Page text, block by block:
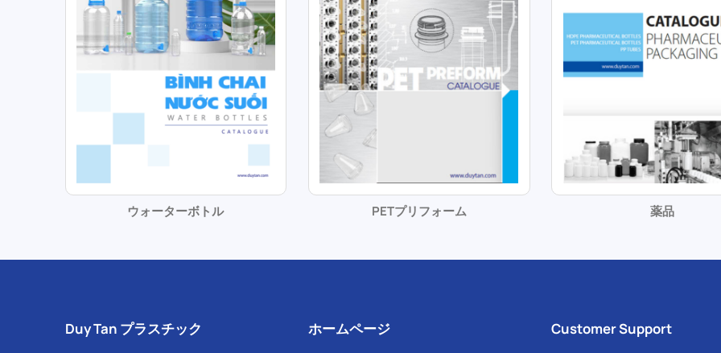
ウォーターボトル PETプリフォーム 薬品
Duy Tan プラスチック ホームページ Customer Support